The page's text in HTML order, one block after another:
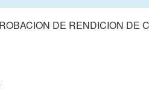
DE RENDICION DE